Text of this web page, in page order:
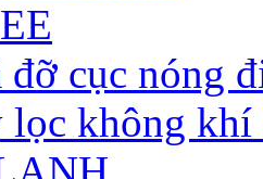
đỡ cục nóng
không khí